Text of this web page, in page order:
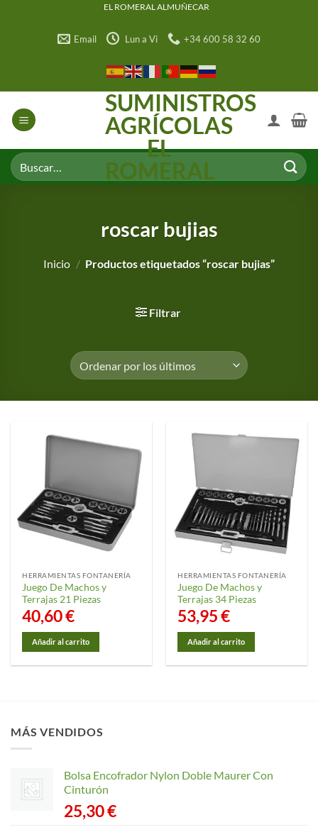
EL ROMERAL ALMUÑECAR
Email Lun a Vi +34 600 58 32 60
SUMINISTROS
AGRÍCOLAS
EL
ROMERAL
Buscar
por:
roscar bujias
Inicio / Productos etiquetados “roscar bujias”
Filtrar
HERRAMIENTAS FONTANERÍA
Juego De Machos y
Terrajas 21 Piezas
40,60€
Añadir al carrito
HERRAMIENTAS FONTANERÍA
Juego De Machos y
Terrajas 34 Piezas
53,95€
Añadir al carrito
MÁS VENDIDOS
Bolsa Encofrador Nylon Doble Maurer Con
Cinturón
25,30€